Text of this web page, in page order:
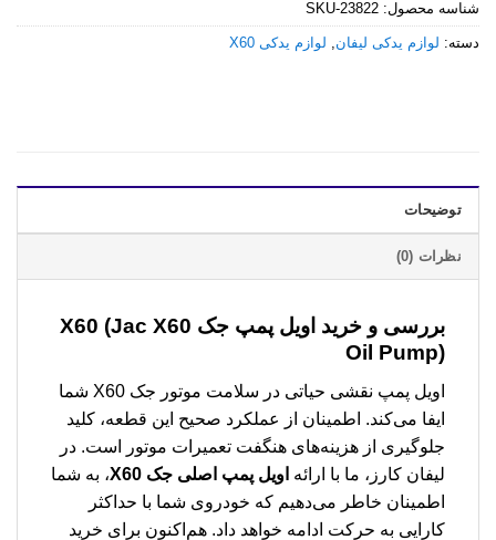
شناسه محصول: SKU-23822
دسته: لوازم یدکی لیفان, لوازم یدکی X60
توضیحات
نظرات (0)
بررسی و خرید
اویل پمپ جک X60 (Jac X60
Oil Pump)
اویل پمپ نقشی حیاتی در سلامت موتور جک X60 شما
ایفا می‌کند. اطمینان از عملکرد صحیح این قطعه، کلید
جلوگیری از هزینه‌های هنگفت تعمیرات موتور است. در
لیفان کارز، ما با ارائه اویل پمپ اصلی جک X60
، به شما
اطمینان خاطر می‌دهیم که خودروی شما با حداکثر
کارایی به حرکت ادامه خواهد داد. هم‌اکنون برای خرید